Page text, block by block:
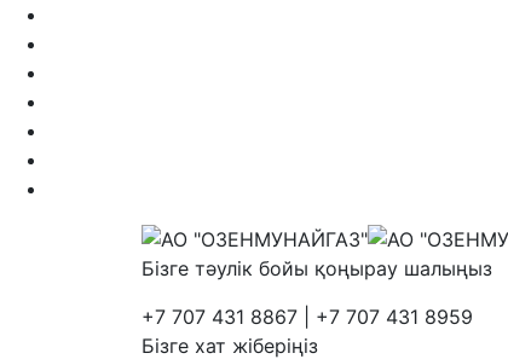
Бізге тәулік бойы қоңырау шалыңыз
+7 707 431 8867 | +7 707 431 8959
Бізге хат жіберіңіз